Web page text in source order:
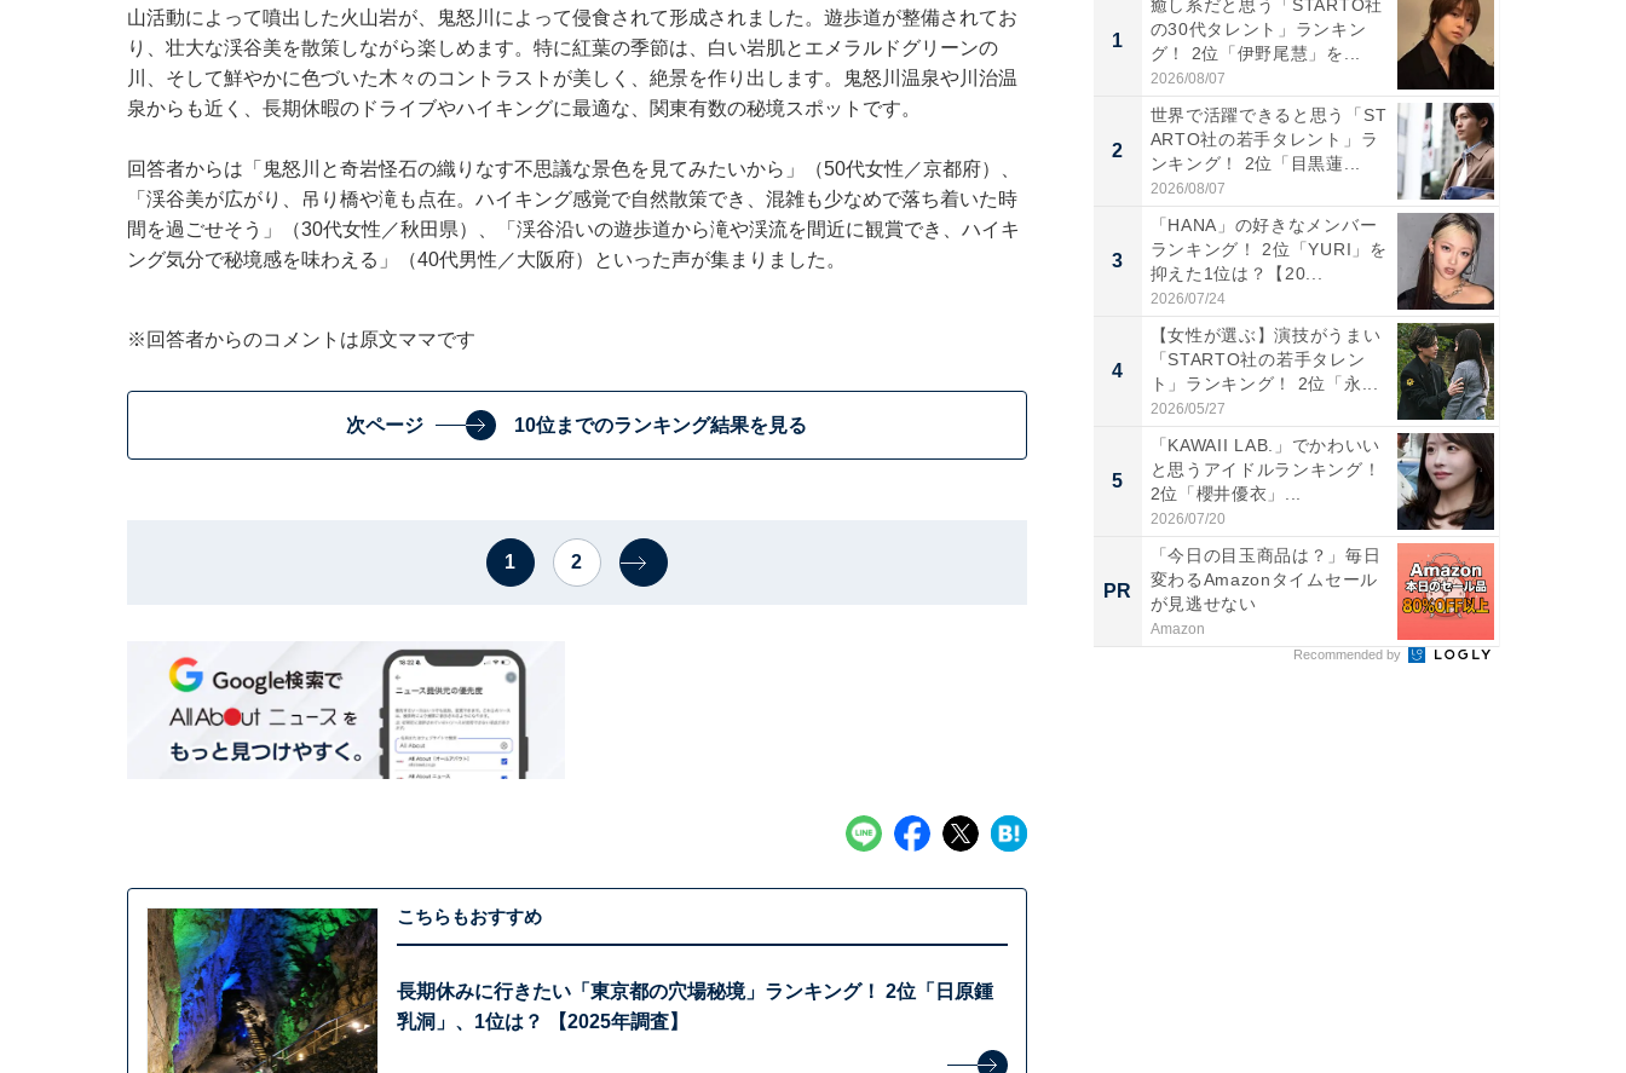
山活動によって噴出した火山岩が、鬼怒川によって侵食されて形成されました。遊歩道が整備されてお
り、壮大な渓谷美を散策しながら楽しめます。特に紅葉の季節は、白い岩肌とエメラルドグリーンの
川、そして鮮やかに色づいた木々のコントラストが美しく、絶景を作り出します。鬼怒川温泉や川治温
泉からも近く、長期休暇のドライブやハイキングに最適な、関東有数の秘境スポットです。
回答者からは「鬼怒川と奇岩怪石の織りなす不思議な景色を見てみたいから」（50代女性／京都府）、
「渓谷美が広がり、吊り橋や滝も点在。ハイキング感覚で自然散策でき、混雑も少なめで落ち着いた時
間を過ごせそう」（30代女性／秋田県）、「渓谷沿いの遊歩道から滝や渓流を間近に観賞でき、ハイキ
ング気分で秘境感を味わえる」（40代男性／大阪府）といった声が集まりました。
※回答者からのコメントは原文ママです
次ページ 10位までのランキング結果を見る
1 2
こちらもおすすめ
長期休みに行きたい「東京都の穴場秘境」ランキング！ 2位「日原鍾
乳洞」、1位は？ 【2025年調査】
1
癒し系だと思う「STARTO社
の30代タレント」ランキン
グ！ 2位「伊野尾慧」を...
2026/08/07
2
世界で活躍できると思う「ST
ARTO社の若手タレント」ラ
ンキング！ 2位「目黒蓮...
2026/08/07
3
「HANA」の好きなメンバー
ランキング！ 2位「YURI」を
抑えた1位は？【20...
2026/07/24
4
【女性が選ぶ】演技がうまい
「STARTO社の若手タレン
ト」ランキング！ 2位「永...
2026/05/27
5
「KAWAII LAB.」でかわいい
と思うアイドルランキング！
2位「櫻井優衣」...
2026/07/20
PR
「今日の目玉商品は？」毎日
変わるAmazonタイムセール
が見逃せない
Amazon
Recommended by